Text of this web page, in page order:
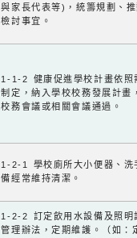
與家長代表等)，統籌規劃、
檢討事宜。
1-1-2 健康促進學校計畫依照
制定，納入學校校務發展計畫
校務會議或相關會議通過。
1-2-1 學校廁所大小便器、洗
備經常維持清潔。
1-2-2 訂定飲用水設備及照明
管理辦法，定期維護。（如：